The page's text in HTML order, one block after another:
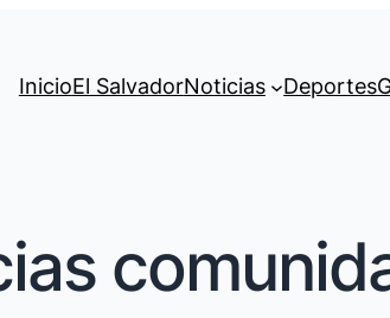
InicioEl SalvadorNoticias Deportes